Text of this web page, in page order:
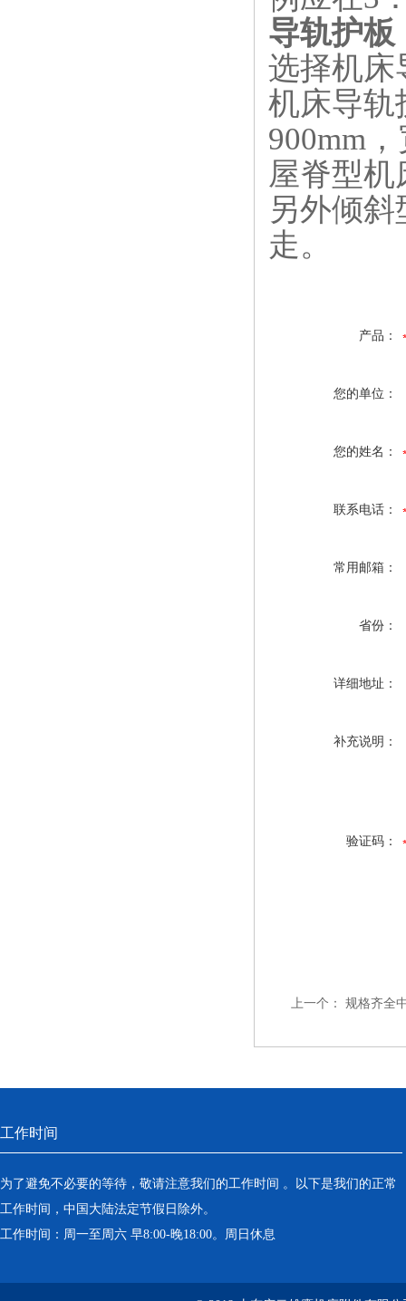
导轨护板
选择机床
机床导轨
900mm
屋脊型
另外倾
走。
产品：
您的单位：
您的姓名：
联系电话：
常用邮箱：
省份：
详细地址：
补充说明：
验证码：
上一个： 规格齐全
工作时间
为了避免不必要的等待，敬请注意我们的工作时间 。以下是我们的正常
工作时间，中国大陆法定节假日除外。
工作时间：周一至周六 早8:00-晚18:00。周日休息